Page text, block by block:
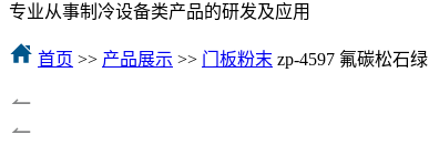
专业从事制冷设备类产品的研发及应用
首页 >> 产品展示 >> 门板粉末 zp-4597 氟碳松石绿